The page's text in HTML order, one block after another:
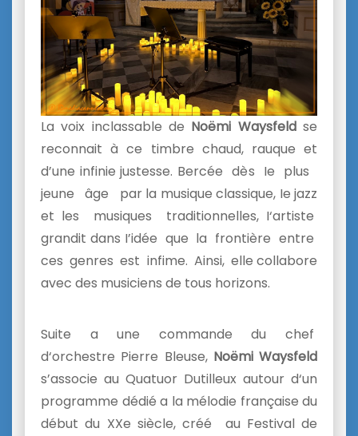
La voix inclassable de Noëmi Waysfeldse
reconnait à ce timbre chaud, rauque et
d’une infinie justesse. Bercée dès Ie plus
jeune âge par la musique classique, Ie jazz
et les musiques traditionnelles, I‘artiste
grandit dans I’idée que la frontière entre
ces genres est infime. Ainsi, elle collabore
avec des musiciens de tous horizons.
Suite a une commande du chef
d‘orchestre Pierre Bleuse, Noëmi Waysfeld
s’associe au Quatuor Dutilleux autour d‘un
programme dédié a la mélodie française du
début du XXe siècle, créé au Festival de